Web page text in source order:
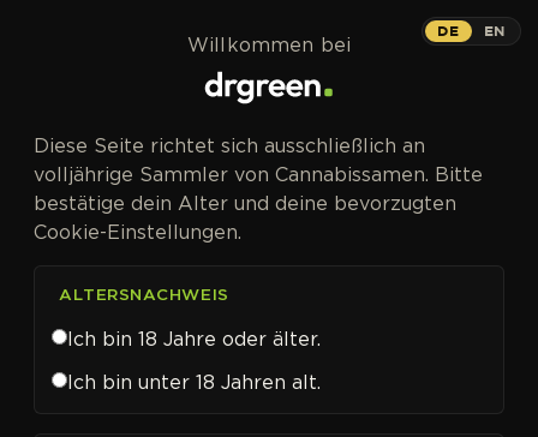
DE EN
Willkommen bei
Diese Seite richtet sich ausschließlich an
volljährige Sammler von Cannabissamen. Bitte
bestätige dein Alter und deine bevorzugten
Cookie-Einstellungen.
ALTERSNACHWEIS
Ich bin 18 Jahre oder älter.
Ich bin unter 18 Jahren alt.